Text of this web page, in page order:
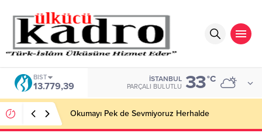
BIST
13.779,39
İSTANBUL
PARÇALI BULUTLU 33°C
Okumayı Pek de Sevmiyoruz Herhalde